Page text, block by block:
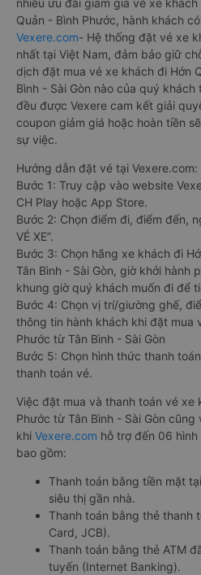
Quản - Bình Phước, hành khách
Vexere.com- Hệ thống đặt vé xe
nhất tại Việt Nam, đảm bảo giữ
dịch đặt mua vé xe khách đi Hớn
Bình - Sài Gòn nào của quý khách
đều được Vexere cam kết giải
coupon giảm giá hoặc hoàn tiền
sự việc.
Hướng dẫn đặt vé tại Vexere.com:
Bước 1: Truy cập vào website
CH Play hoặc App Store.
Bước 2: Chọn điểm đi, điểm đến,
VÉ XE”.
Bước 3: Chọn hãng xe khách đi
Tân Bình - Sài Gòn, giờ khởi hành
khung giờ quý khách muốn đi để
Bước 4: Chọn vị trí/giường ghế,
thông tin hành khách khi đặt mua
Phước từ Tân Bình - Sài Gòn
Bước 5: Chọn hình thức thanh
thanh toán vé.
Việc đặt mua và thanh toán vé xe
Phước từ Tân Bình - Sài Gòn
khi Vexere.com hỗ trợ đến 06
bao gồm:
Thanh toán bằng tiền mặt
siêu thị gần nhà.
Thanh toán bằng thẻ thanh
Card, JCB).
Thanh toán bằng thẻ ATM
tuyến (Internet Banking).